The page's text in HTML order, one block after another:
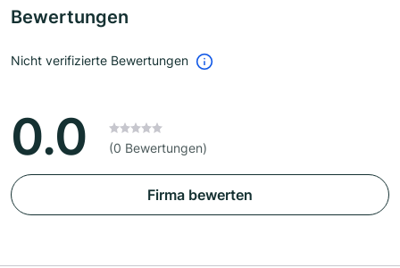
Bewertungen
Nicht verifizierte Bewertungen
0.0 (0 Bewertungen)
Firma bewerten